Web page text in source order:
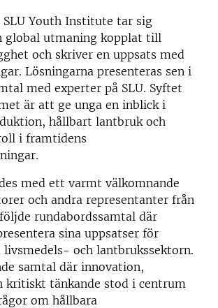
Youth Institute tar sig
global utmaning kopplat till
och skriver en uppsats med
Lösningarna presenteras sen i
med experter på SLU. Syftet
är att ge unga en inblick i
hållbart lantbruk och
i framtidens
med ett varmt välkomnande
och andra representanter från
rundabordssamtal där
sina uppsatser för
och lantbrukssektorn.
samtal där innovation,
kritiskt tänkande stod i centrum
om hållbara